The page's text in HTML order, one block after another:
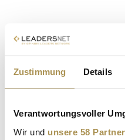
Zustimmung Details
Verantwortungsvoller
Wir und unsere 58 Partner